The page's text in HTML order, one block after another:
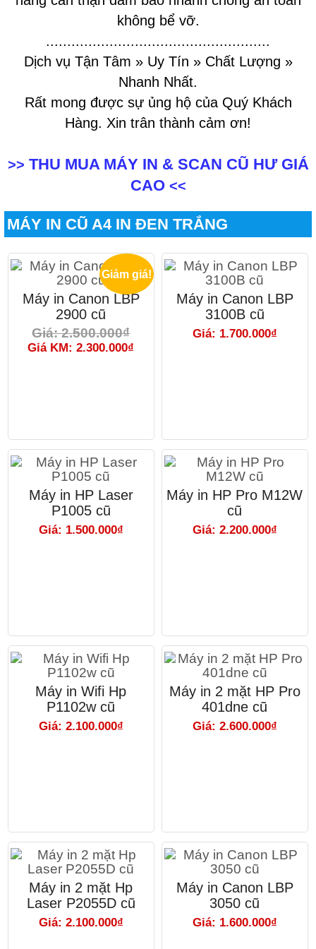
không bể vỡ.
.....................................................
Dịch vụ Tận Tâm » Uy Tín » Chất Lượng »
Nhanh Nhất.
Rất mong được sự ủng hộ của Quý Khách
Hàng. Xin trân thành cảm ơn!
>> THU MUA MÁY IN & SCAN CŨ HƯ GIÁ
CAO<<
MÁY IN CŨ A4 IN ĐEN TRẮNG
Giảm giá!
Máy in Canon LBP
2900 cũ
Giá: 2.500.000₫
Giá KM: 2.300.000₫
Máy in Canon LBP
3100B cũ
Giá: 1.700.000₫
Máy in HP Laser
P1005 cũ
Giá: 1.500.000₫
Máy in HP Pro M12W
cũ
Giá: 2.200.000₫
Máy in Wifi Hp
P1102w cũ
Giá: 2.100.000₫
Máy in 2 mặt HP Pro
401dne cũ
Giá: 2.600.000₫
Máy in 2 mặt Hp
Laser P2055D cũ
Giá: 2.100.000₫
Máy in Canon LBP
3050 cũ
Giá: 1.600.000₫